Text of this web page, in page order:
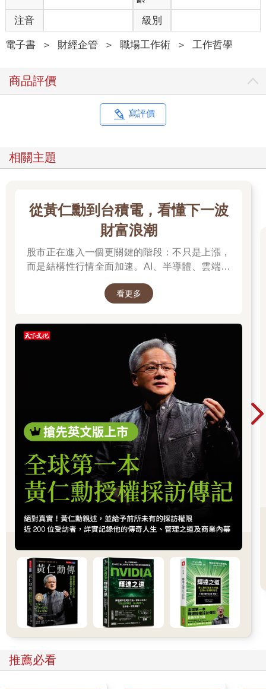
注音
級別
電子書 ＞ 財經企管 ＞ 職場工作術 ＞ 工作哲學
商品評價
寫評價
相關主題
從黃仁勳到台積電，看懂下一波
財富浪潮
股市正在進入一個更關鍵的階段：不只是上漲，
而是結構性行情全面加速。AI、半導體、雲端運
動全球科技基礎建設持續升級。尤其台灣憑藉晶
潮的關鍵樞紐上。而在這場浪潮中，有一個名字
你不得不認識：黃仁勳（NVIDIA），他正在定義
AI算力時代的規則，而台積電則是全球晶片製造
的核心引擎。從AI晶片、資料中心到記憶體與伺
服器，整條產業鏈正在被重新定價，帶動企業獲
利與出口預期同步上修。這不只是股市行情，而
是一次世界趨勢的重組：AI正在重寫產業分工，
也正在改變資本流向與全球經濟結構。
看更多
推薦必看